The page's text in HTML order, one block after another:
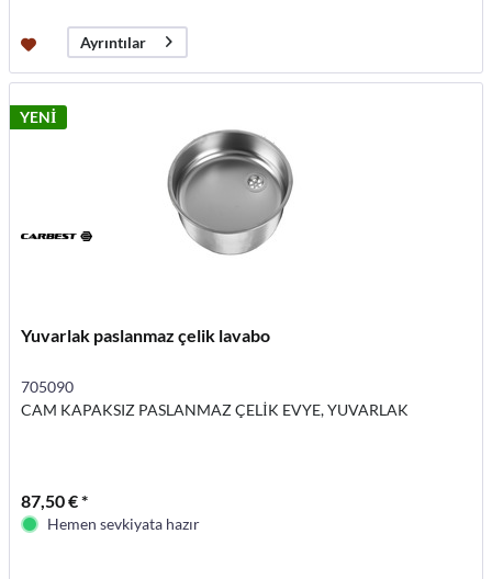
Ayrıntılar
YENİ
Yuvarlak paslanmaz çelik lavabo
705090
CAM KAPAKSIZ PASLANMAZ ÇELİK EVYE, YUVARLAK
87,50 € *
Hemen sevkiyata hazır